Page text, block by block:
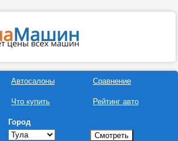
Автосалоны
Что купить
Сравнение
Рейтинг авто
Город